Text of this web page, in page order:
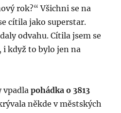
rok?“ Všichni se na
cítila jako superstar.
odvahu. Cítila jsem se
i když to bylo jen na
vpadlapohádka o 3813
někde v městských